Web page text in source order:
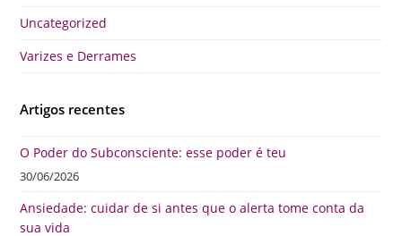
Uncategorized
Varizes e Derrames
Artigos recentes
O Poder do Subconsciente: esse poder é teu
30/06/2026
Ansiedade: cuidar de si antes que o alerta tome conta da
sua vida